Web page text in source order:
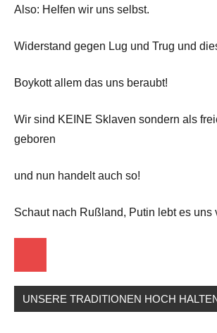
Also: Helfen wir uns selbst.
Widerstand gegen Lug und Trug und
Boykott allem das uns beraubt!
Wir sind KEINE Sklaven sondern als
geboren
und nun handelt auch so!
Schaut nach Rußland, Putin lebt es uns
UNSERE TRADITIONEN HOCH